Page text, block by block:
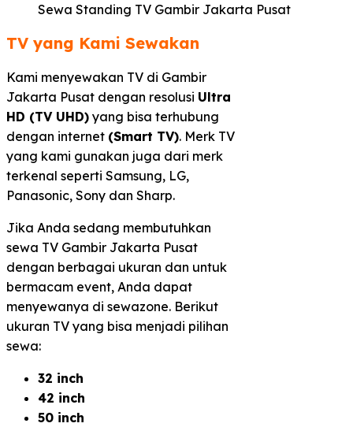
Sewa Standing TV Gambir Jakarta Pusat
TV yang Kami Sewakan
Kami menyewakan TV di Gambir
Jakarta Pusat dengan resolusi Ultra
HD (TV UHD) yang bisa terhubung
dengan internet (Smart TV). Merk TV
yang kami gunakan juga dari merk
terkenal seperti Samsung, LG,
Panasonic, Sony dan Sharp.
Jika Anda sedang membutuhkan
sewa TV Gambir Jakarta Pusat
dengan berbagai ukuran dan untuk
bermacam event, Anda dapat
menyewanya di sewazone. Berikut
ukuran TV yang bisa menjadi pilihan
sewa:
32 inch
42 inch
50 inch